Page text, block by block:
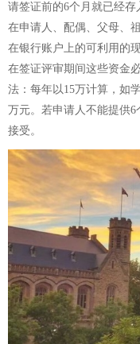
请签证前的6个月就已经
在申请人、配偶、父母、
在银行账户上的可利用的
在签证评审期间这些资金
法：每年以15万计算，如
万元。若申请人不能提供
接受。